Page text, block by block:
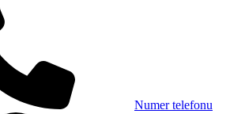
Numer telefonu